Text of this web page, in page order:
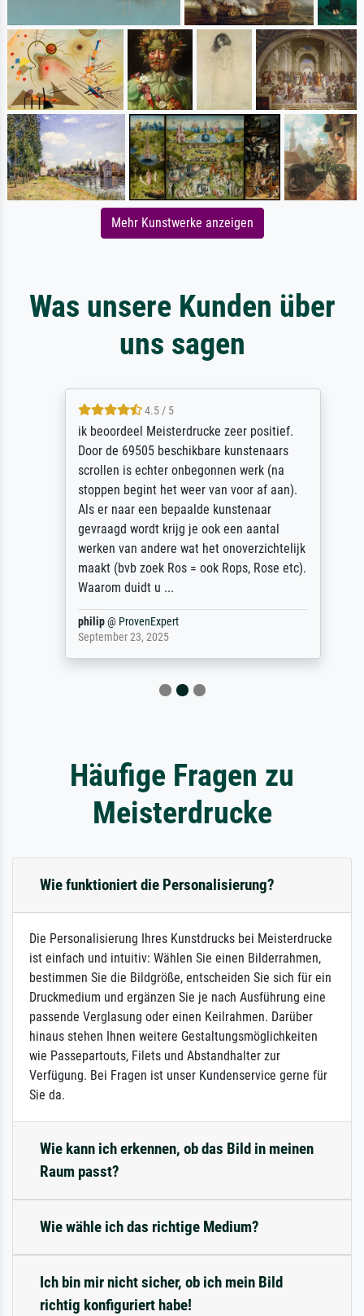
Mehr Kunstwerke anzeigen
Was unsere Kunden über
uns sagen
4.5 / 5
ik beoordeel Meisterdrucke zeer positief.
Door de 69505 beschikbare kunstenaars
scrollen is echter onbegonnen werk (na
stoppen begint het weer van voor af aan).
Als er naar een bepaalde kunstenaar
gevraagd wordt krijg je ook een aantal
werken van andere wat het onoverzichtelijk
maakt (bvb zoek Ros = ook Rops, Rose etc).
Waarom duidt u ...
philip @ProvenExpert
September 23, 2025
Häufige Fragen zu
Meisterdrucke
Wie funktioniert die Personalisierung?
Die Personalisierung Ihres Kunstdrucks bei Meisterdrucke
ist einfach und intuitiv: Wählen Sie einen Bilderrahmen,
bestimmen Sie die Bildgröße, entscheiden Sie sich für ein
Druckmedium und ergänzen Sie je nach Ausführung eine
passende Verglasung oder einen Keilrahmen. Darüber
hinaus stehen Ihnen weitere Gestaltungsmöglichkeiten
wie Passepartouts, Filets und Abstandhalter zur
Verfügung. Bei Fragen ist unser Kundenservice gerne für
Sie da.
Wie kann ich erkennen, ob das Bild in meinen
Raum passt?
Wie wähle ich das richtige Medium?
Ich bin mir nicht sicher, ob ich mein Bild
richtig konfiguriert habe!